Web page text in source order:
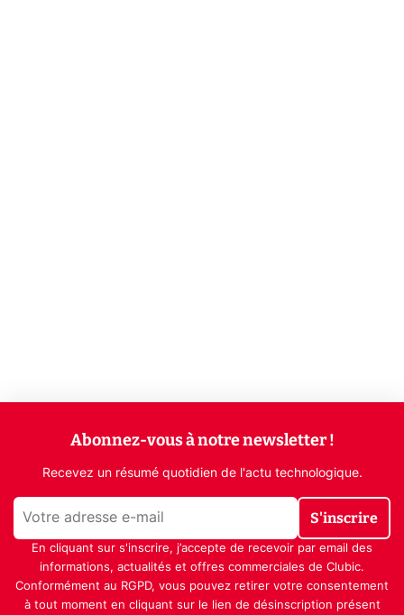
Abonnez-vous à notre newsletter !
Recevez un résumé quotidien de l'actu technologique.
S'inscrire
En cliquant sur s'inscrire, j’accepte de recevoir par email des
informations, actualités et offres commerciales de Clubic.
Conformément au RGPD, vous pouvez retirer votre consentement
à tout moment en cliquant sur le lien de désinscription présent